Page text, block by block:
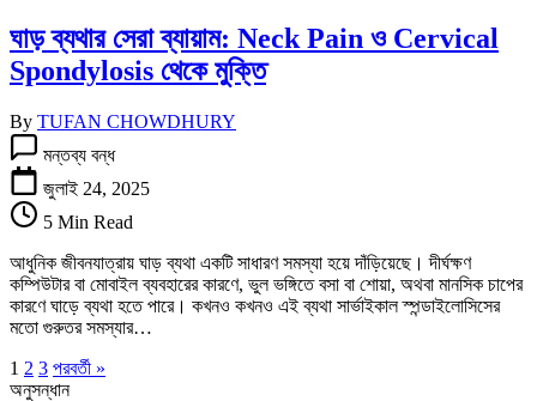
ঘাড় ব্যথার সেরা ব্যায়াম: Neck Pain ও Cervical
Spondylosis থেকে মুক্তি
By TUFAN CHOWDHURY
ব্যথার
সেরা
ব্যায়াম:
Neck
Pain
ও
Cervical
Spondylosis
থেকে
মুক্তি
তে
মন্তব্য বন্ধ
জুলাই 24, 2025
5 Min Read
আধুনিক জীবনযাত্রায় ঘাড় ব্যথা একটি সাধারণ সমস্যা হয়ে দাঁড়িয়েছে। দীর্ঘক্ষণ
কম্পিউটার বা মোবাইল ব্যবহারের কারণে, ভুল ভঙ্গিতে বসা বা শোয়া, অথবা মানসিক চাপের
কারণে ঘাড়ে ব্যথা হতে পারে। কখনও কখনও এই ব্যথা সার্ভাইকাল স্পন্ডাইলোসিসের
মতো গুরুতর সমস্যার…
1 2 3 পরবর্তী »
অনুসন্ধান